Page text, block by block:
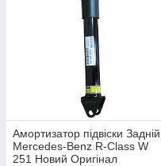
Амортизатор підвіски Задній
Mercedes-Benz R-Class W
251 Новий Оригінал